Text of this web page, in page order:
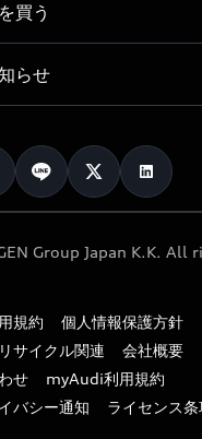
ト
買う
ト
らせ
ペーン
Group Japan K.K. All
規約
個人情報保護方針
リサイクル関連
会社概要
せ
myAudi利用規約
バシー通知
ライセンス条